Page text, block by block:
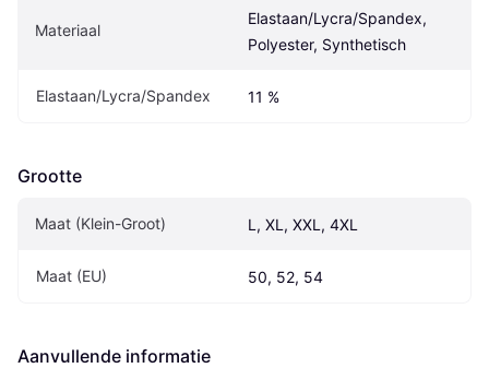
Materiaal
Elastaan/Lycra/Spandex,
Polyester, Synthetisch
Elastaan/Lycra/Spandex 11 %
Grootte
Maat (Klein-Groot) L, XL, XXL, 4XL
Maat (EU) 50, 52, 54
Aanvullende informatie